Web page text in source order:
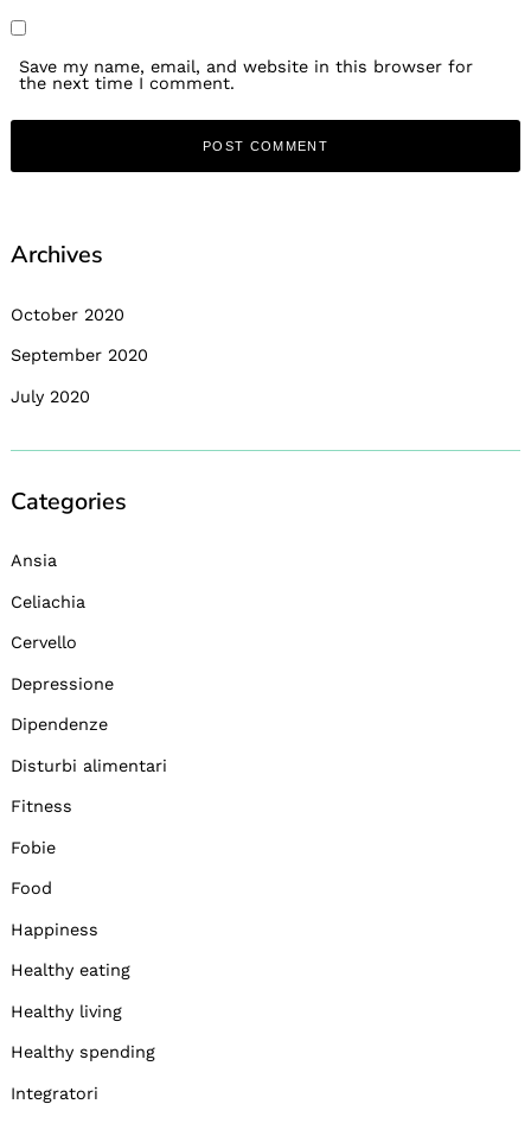
Save my name, email, and website in this browser for
the next time I comment.
Archives
October 2020
September 2020
July 2020
Categories
Ansia
Celiachia
Cervello
Depressione
Dipendenze
Disturbi alimentari
Fitness
Fobie
Food
Happiness
Healthy eating
Healthy living
Healthy spending
Integratori